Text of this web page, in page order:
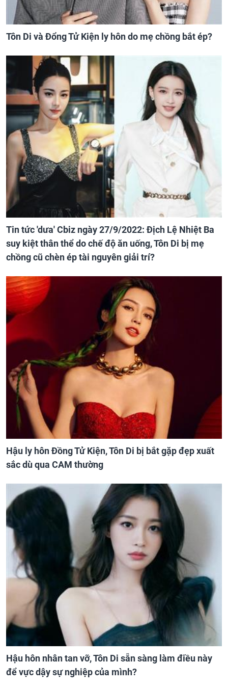
Tôn Di và Đổng Tử Kiện ly hôn do mẹ chồng bắt ép?
Tin tức 'dưa' Cbiz ngày 27/9/2022: Địch Lệ Nhiệt Ba
suy kiệt thân thể do chế độ ăn uống, Tôn Di bị mẹ
chồng cũ chèn ép tài nguyên giải trí?
Hậu ly hôn Đồng Tử Kiện, Tôn Di bị bắt gặp đẹp xuất
sắc dù qua CAM thường
Hậu hôn nhân tan vỡ, Tôn Di sẵn sàng làm điều này
để vực dậy sự nghiệp của mình?